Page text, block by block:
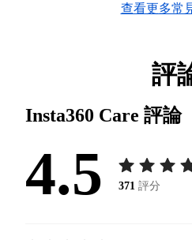
查看更多常
評
Insta360 Care 評論
4.5 371 評分